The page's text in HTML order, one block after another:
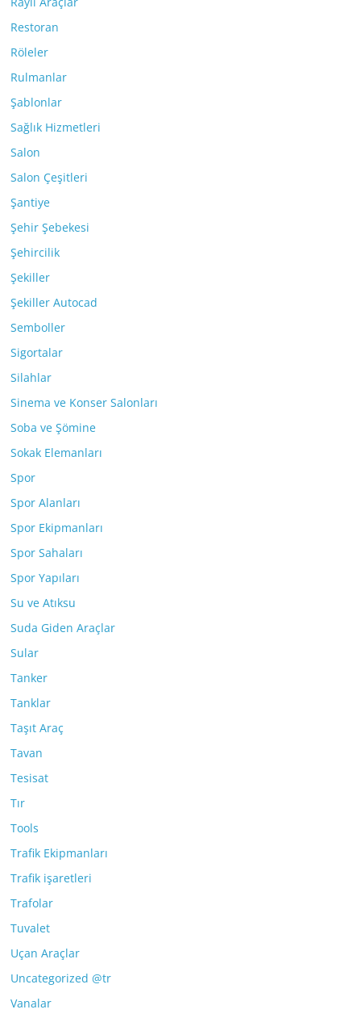
Restoran
Röleler
Rulmanlar
Şablonlar
Sağlık Hizmetleri
Salon
Salon Çeşitleri
Şantiye
Şehir Şebekesi
Şehircilik
Şekiller
Şekiller Autocad
Semboller
Sigortalar
Silahlar
Sinema ve Konser Salonları
Soba ve Şömine
Sokak Elemanları
Spor
Spor Alanları
Spor Ekipmanları
Spor Sahaları
Spor Yapıları
Su ve Atıksu
Suda Giden Araçlar
Sular
Tanker
Tanklar
Taşıt Araç
Tavan
Tesisat
Tır
Tools
Trafik Ekipmanları
Trafik işaretleri
Trafolar
Tuvalet
Uçan Araçlar
Uncategorized @tr
Vanalar